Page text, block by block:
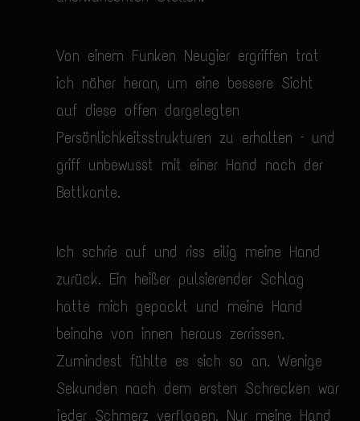
Von einem Funken Neugier ergriffen trat
ich näher heran, um eine bessere Sicht
auf diese offen dargelegten
Persönlichkeitsstrukturen zu erhalten – und
griff unbewusst mit einer Hand nach der
Bettkante.
Ich schrie auf und riss eilig meine Hand
zurück. Ein heißer pulsierender Schlag
hatte mich gepackt und meine Hand
beinahe von innen heraus zerrissen.
Zumindest fühlte es sich so an. Wenige
Sekunden nach dem ersten Schrecken war
jeder Schmerz verflogen. Nur meine Hand